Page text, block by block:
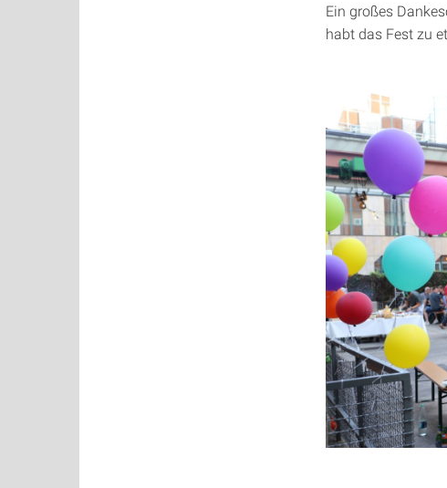
Ein großes
habt das Fest zu